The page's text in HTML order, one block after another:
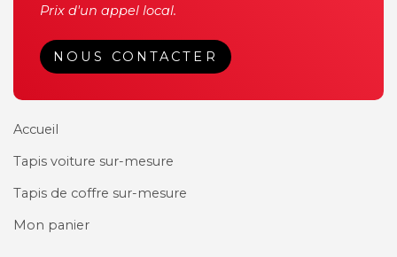
Prix d'un appel local.
NOUS CONTACTER
Accueil
Tapis voiture sur-mesure
Tapis de coffre sur-mesure
Mon panier